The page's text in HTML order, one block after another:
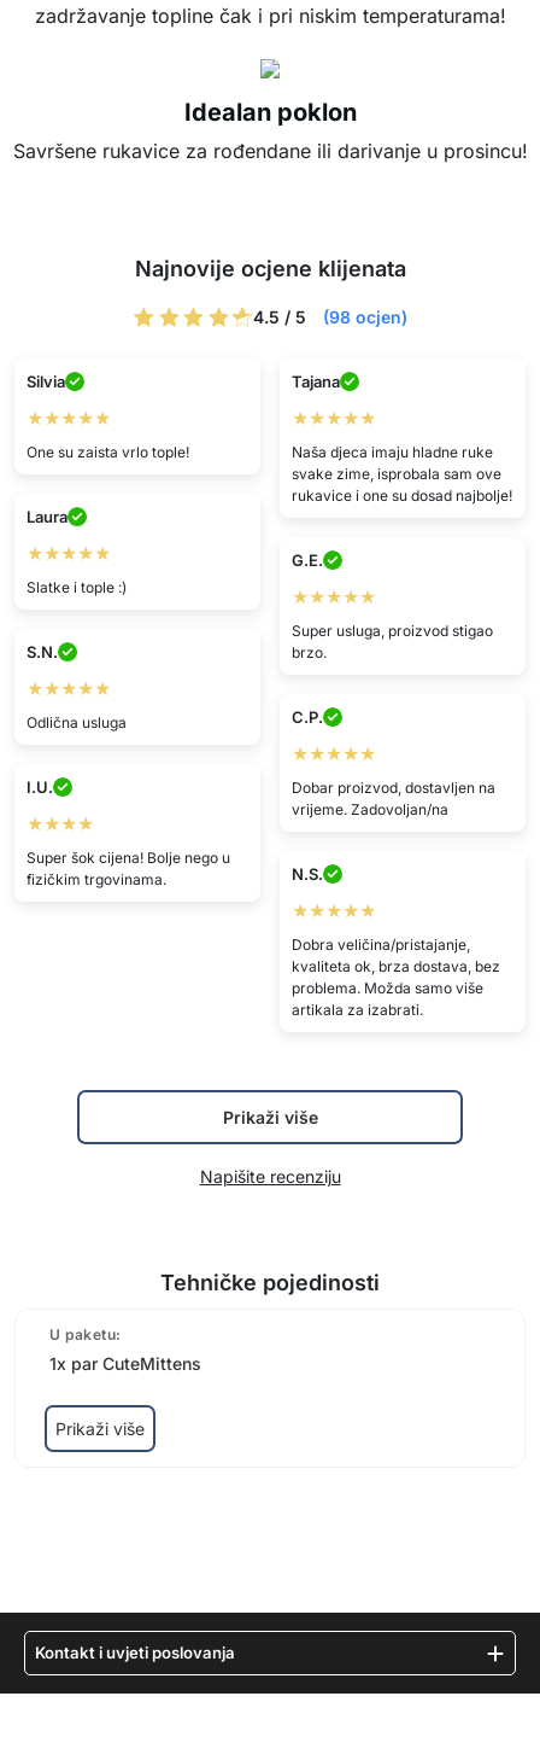
zadržavanje topline čak i pri niskim temperaturama!
Idealan poklon
Savršene rukavice za rođendane ili darivanje u prosincu!
Najnovije ocjene klijenata
4.5 / 5 (98 ocjen)
Silvia
★★★★★
One su zaista vrlo tople!
Tajana
★★★★★
Naša djeca imaju hladne ruke
svake zime, isprobala sam ove
rukavice i one su dosad najbolje!
Laura
★★★★★
Slatke i tople :)
G.E.
★★★★★
Super usluga, proizvod stigao
brzo.
S.N.
★★★★★
Odlična usluga C.P.
★★★★★
Dobar proizvod, dostavljen na
vrijeme. Zadovoljan/na
I.U.
★★★★
Super šok cijena! Bolje nego u
fizičkim trgovinama.
N.S.
★★★★★
Dobra veličina/pristajanje,
kvaliteta ok, brza dostava, bez
problema. Možda samo više
artikala za izabrati.
Prikaži više
Napišite recenziju
Tehničke pojedinosti
U paketu:
1x par CuteMittens
Prikaži više
Kontakt i uvjeti poslovanja